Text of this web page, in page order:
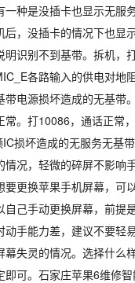
一种是没插卡也显示无服
，没插卡的情况下也显
明识别不到基带。拆机，
各路输入的供电对地
带电源损坏造成的无基带
常。打10086，通话正常
损坏造成的无服务无基
情况，轻微的碎屏不影响
要更换苹果手机屏幕，可
自己手动更换屏幕，前提
动手能力差，建议不要轻
失灵的情况。选择什么
即可。石家庄苹果6维修